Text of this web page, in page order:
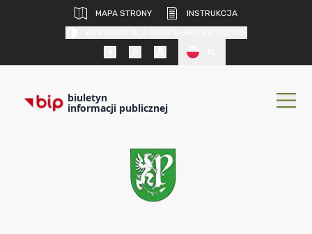
MAPA STRONY
INSTRUKCJA
biuletyn
informacji publicznej